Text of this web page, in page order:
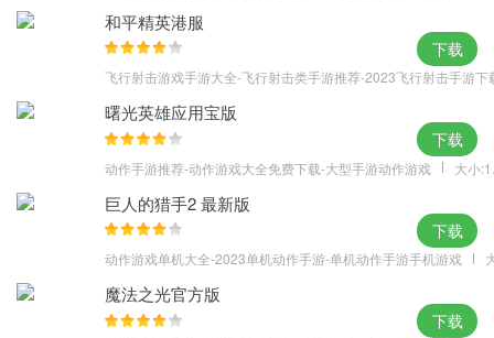
和平精英港服
飞行射击游戏手游大全-飞行射击类手游推荐-2023飞行射击手游下
下载
曙光英雄应用宝版
动作手游推荐-动作游戏大全免费下载-大型手游动作游戏 大小
下载
巨人的猎手2 最新版
动作游戏单机大全-2023单机动作手游-单机动作手游手机游戏
下载
魔法之光官方版
下载